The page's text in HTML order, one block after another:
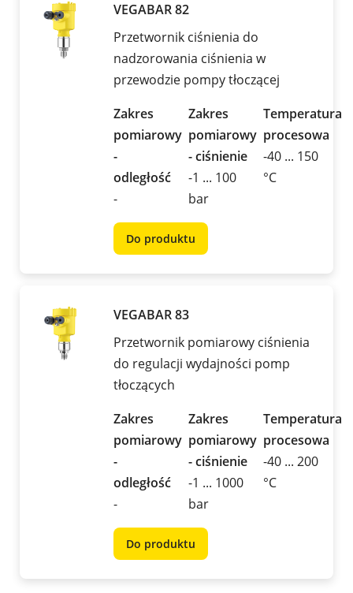
VEGABAR 82
Przetwornik ciśnienia do
nadzorowania ciśnienia w
przewodzie pompy tłoczącej
Zakres
pomiarowy
-
odległość
-
Zakres
pomiarowy
- ciśnienie
-1 ... 100
bar
Temperatura
procesowa
-40 ... 150
°C
Do produktu
VEGABAR 83
Przetwornik pomiarowy ciśnienia
do regulacji wydajności pomp
tłoczących
Zakres
pomiarowy
-
odległość
-
Zakres
pomiarowy
- ciśnienie
-1 ... 1000
bar
Temperatura
procesowa
-40 ... 200
°C
Do produktu